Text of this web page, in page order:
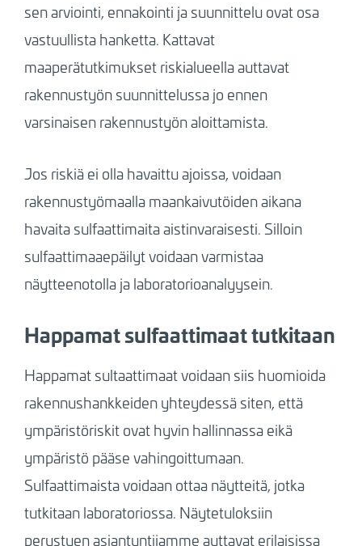
sen arviointi, ennakointi ja suunnittelu ovat osa
vastuullista hanketta. Kattavat
maaperätutkimukset riskialueella auttavat
rakennustyön suunnittelussa jo ennen
varsinaisen rakennustyön aloittamista.
Jos riskiä ei olla havaittu ajoissa, voidaan
rakennustyömaalla maankaivutöiden aikana
havaita sulfaattimaita aistinvaraisesti. Silloin
sulfaattimaaepäilyt voidaan varmistaa
näytteenotolla ja laboratorioanalyysein.
Happamat sulfaattimaat tutkitaan
Happamat sultaattimaat voidaan siis huomioida
rakennushankkeiden yhteydessä siten, että
ympäristöriskit ovat hyvin hallinnassa eikä
ympäristö pääse vahingoittumaan.
Sulfaattimaista voidaan ottaa näytteitä, jotka
tutkitaan laboratoriossa. Näytetuloksiin
perustuen asiantuntijamme auttavat erilaisissa